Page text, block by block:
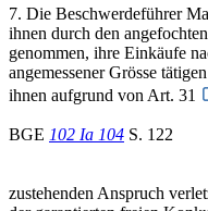
7. Die Beschwerdeführer
ihnen durch den
genommen, ihre Einkäufe
angemessener Grösse
ihnen aufgrund von Art. 31
BGE 102 Ia 104 S. 122
zustehenden Anspruch